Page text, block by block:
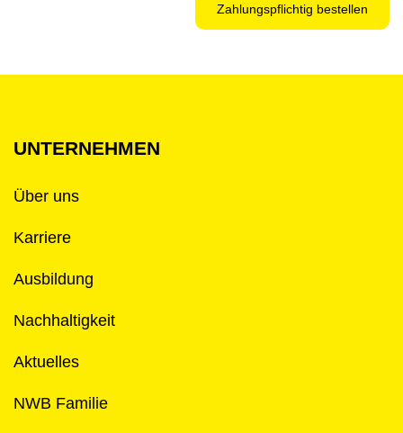
UNTERNEHMEN
Über uns
Karriere
Ausbildung
Nachhaltigkeit
Aktuelles
NWB Familie